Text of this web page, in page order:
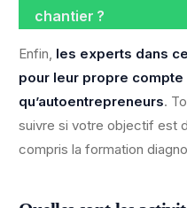
chantier ?
Enfin, les experts dans
pour leur propre compte
qu’autoentrepreneurs.
suivre si votre objectif est
compris la formation